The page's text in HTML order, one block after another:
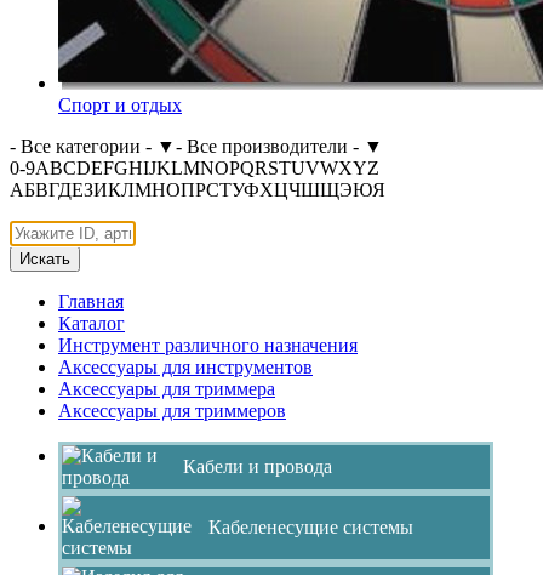
Спорт и отдых
- Все категории - ▼- Все производители - ▼
0-9ABCDEFGHIJKLMNOPQRSTUVWXYZ
АБВГДЕЗИКЛМНОПРСТУФХЦЧШЩЭЮЯ
Искать
Главная
Каталог
Инструмент различного назначения
Аксессуары для инструментов
Аксессуары для триммера
Аксессуары для триммеров
Кабели и провода
Кабеленесущие системы